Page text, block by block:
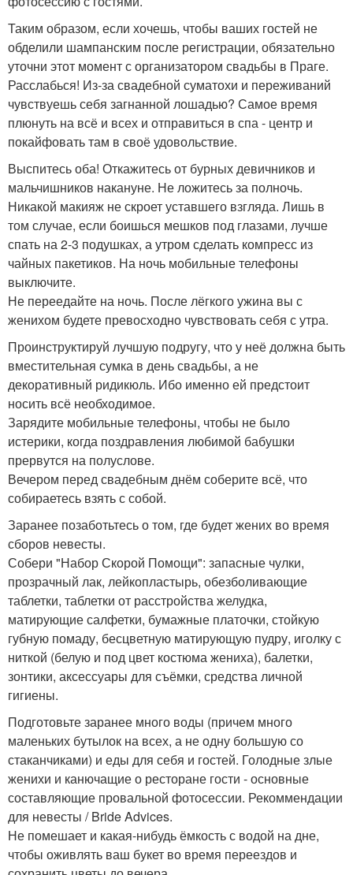
Таким образом, если хочешь, чтобы ваших гостей не
обделили шампанским после регистрации, обязательно
уточни этот момент с организатором свадьбы в Праге.
Расслабься! Из-за свадебной суматохи и переживаний
чувствуешь себя загнанной лошадью? Самое время
плюнуть на всё и всех и отправиться в спа - центр и
покайфовать там в своё удовольствие.
Выспитесь оба! Откажитесь от бурных девичников и
мальчишников накануне. Не ложитесь за полночь.
Никакой макияж не скроет уставшего взгляда. Лишь в
том случае, если боишься мешков под глазами, лучше
спать на 2-3 подушках, а утром сделать компресс из
чайных пакетиков. На ночь мобильные телефоны
выключите.
Не переедайте на ночь. После лёгкого ужина вы с
женихом будете превосходно чувствовать себя с утра.
Проинструктируй лучшую подругу, что у неё должна быть
вместительная сумка в день свадьбы, а не
декоративный ридикюль. Ибо именно ей предстоит
носить всё необходимое.
Зарядите мобильные телефоны, чтобы не было
истерики, когда поздравления любимой бабушки
прервутся на полуслове.
Вечером перед свадебным днём соберите всё, что
собираетесь взять с собой.
Заранее позаботьтесь о том, где будет жених во время
сборов невесты.
Собери "Набор Скорой Помощи": запасные чулки,
прозрачный лак, лейкопластырь, обезболивающие
таблетки, таблетки от расстройства желудка,
матирующие салфетки, бумажные платочки, стойкую
губную помаду, бесцветную матирующую пудру, иголку с
ниткой (белую и под цвет костюма жениха), балетки,
зонтики, аксессуары для съёмки, средства личной
гигиены.
Подготовьте заранее много воды (причем много
маленьких бутылок на всех, а не одну большую со
стаканчиками) и еды для себя и гостей. Голодные злые
женихи и канючащие о ресторане гости - основные
составляющие провальной фотосессии. Рекоммендации
для невесты / Bride Advices.
Не помешает и какая-нибудь ёмкость с водой на дне,
чтобы оживлять ваш букет во время переездов и